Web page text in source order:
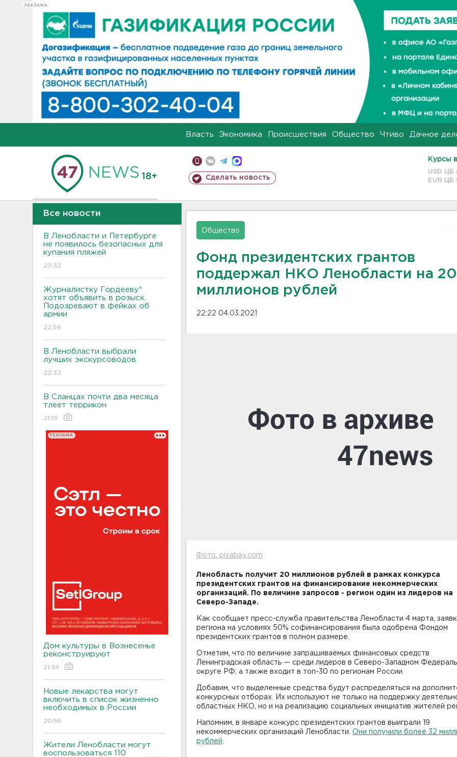
РЕКЛАМА
Власть Экономика Происшествия Общество Чтиво Дачное
18+ Сделать новость
Курсы
USD ЦБ
EUR ЦБ
Все новости
В Ленобласти и Петербурге
не появилось безопасных для
купания пляжей
23:32
Журналистку Гордееву*
хотят объявить в розыск.
Подозревают в фейках об
армии
22:54
В Ленобласти выбрали
лучших экскурсоводов
22:33
В Сланцах почти два месяца
тлеет террикон
21:55
РЕКЛАМА
Дом культуры в Вознесенье
реконструируют
21:34
Новые лекарства могут
включить в список жизненно
необходимых в России
20:56
Жители Ленобласти могут
воспользоваться 110
Общество
Фонд президентских грантов
поддержал НКО Ленобласти на 20
миллионов рублей
22:22 04.03.2021
Фото: pixabay.com
Ленобласть получит 20 миллионов рублей в рамках конкурса
президентских грантов на финансирование некоммерческих
организаций. По величине запросов - регион один из лидеров на
Северо-Западе.
Как сообщает пресс-служба правительства Ленобласти 4 марта,
региона на условиях 50% софинансирования была одобрена Фондом
президентских грантов в полном размере.
Отметим, что по величине запрашиваемых финансовых средств
Ленинградская область — среди лидеров в Северо-Западном
округе РФ, а также входит в топ-30 по регионам России.
Добавим, что выделенные средства будут распределяться на
конкурсных отборах. Их используют не только на поддержку
областных НКО, но и на реализацию социальных инициатив жителей
Напомним, в январе конкурс президентских грантов выиграли 19
некоммерческих организаций Ленобласти. Они получили более 32
рублей